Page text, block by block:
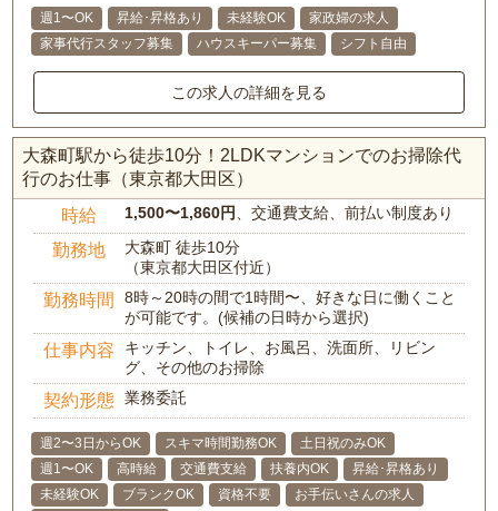
週1〜OK 昇給･昇格あり 未経験OK
家政婦の求人
家事代行スタッフ募集
ハウスキーパー募集 シフト自由
この求人の詳細を見る
大森町駅から徒歩10分！2LDKマンションでのお掃除代
行のお仕事（東京都大田区）
時給 1,500〜1,860円、交通費支給、前払い制度あり
勤務地
大森町 徒歩10分
（東京都大田区付近）
勤務時間
8時～20時の間で1時間〜、好きな日に働くこと
が可能です。(候補の日時から選択)
仕事内容
キッチン、トイレ、お風呂、洗面所、リビン
グ、その他のお掃除
契約形態 業務委託
週2〜3日からOK スキマ時間勤務OK
土日祝のみOK
週1〜OK
高時給 交通費支給 扶養内OK
昇給･昇格あり
未経験OK
ブランクOK 資格不要
お手伝いさんの求人